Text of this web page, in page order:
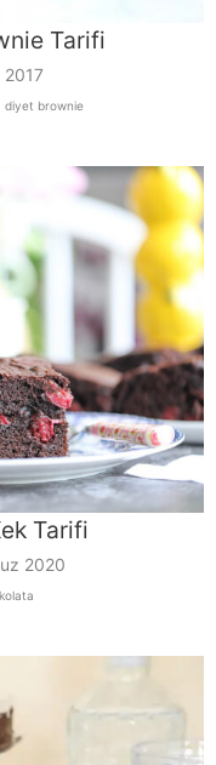
Tarifi
diyet brownie
Tarifi
2020